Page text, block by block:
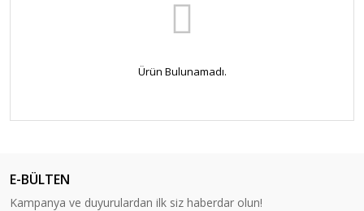
Ürün Bulunamadı.
E-BÜLTEN
Kampanya ve duyurulardan ilk siz haberdar olun!